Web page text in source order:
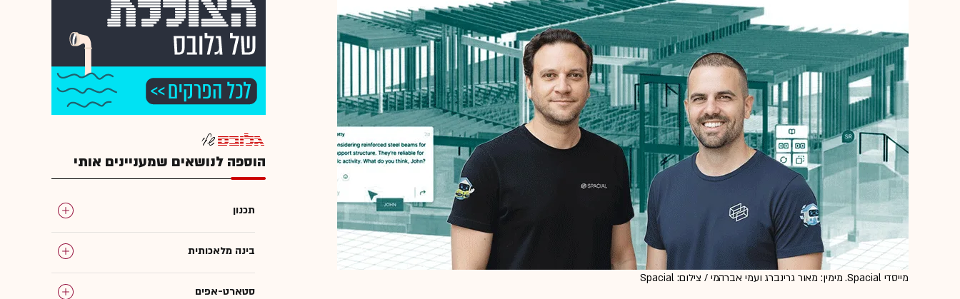
מייסדי Spacial. מימין: מאור גרינברג ועמי אברהמי / צילום: Spacial
הוספה לנושאים שמעניינים אותי
תכנון
בינה מלאכותית
סטארט-אפים